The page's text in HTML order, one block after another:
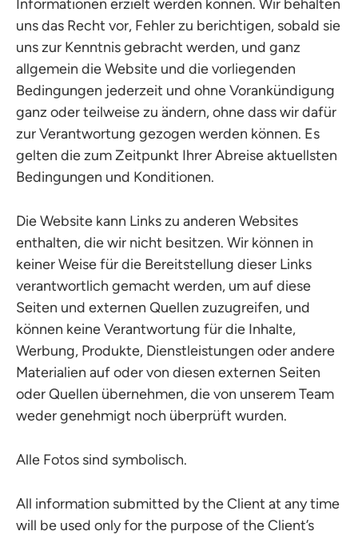
Informationen erzielt werden können. Wir behalten
uns das Recht vor, Fehler zu berichtigen, sobald sie
uns zur Kenntnis gebracht werden, und ganz
allgemein die Website und die vorliegenden
Bedingungen jederzeit und ohne Vorankündigung
ganz oder teilweise zu ändern, ohne dass wir dafür
zur Verantwortung gezogen werden können. Es
gelten die zum Zeitpunkt Ihrer Abreise aktuellsten
Bedingungen und Konditionen.
Die Website kann Links zu anderen Websites
enthalten, die wir nicht besitzen. Wir können in
keiner Weise für die Bereitstellung dieser Links
verantwortlich gemacht werden, um auf diese
Seiten und externen Quellen zuzugreifen, und
können keine Verantwortung für die Inhalte,
Werbung, Produkte, Dienstleistungen oder andere
Materialien auf oder von diesen externen Seiten
oder Quellen übernehmen, die von unserem Team
weder genehmigt noch überprüft wurden.
Alle Fotos sind symbolisch.
All information submitted by the Client at any time
will be used only for the purpose of the Client’s